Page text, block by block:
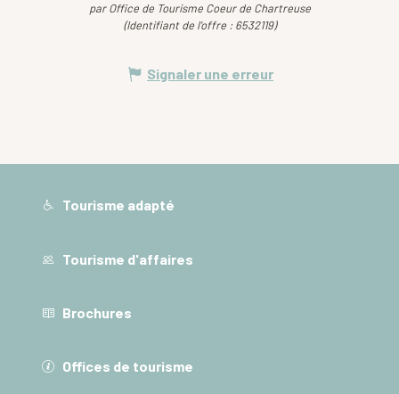
par Office de Tourisme Coeur de Chartreuse
(Identifiant de l'offre : 6532119)
Signaler une erreur
Tourisme adapté
Tourisme d'affaires
Brochures
Offices de tourisme